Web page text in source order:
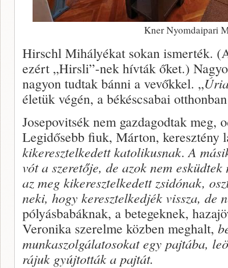
Kner Nyomdaipari
Hirschl Mihályékat sokan ismerték.
ezért „Hirsli”-nek hívták őket.)
nagyon tudtak bánni a vevőkkel. „
életük végén, a békéscsabai
Josepovitsék nem gazdagodtak meg,
Legidősebb fiuk, Márton, keresztény
kikeresztelkedett katolikusnak.A
vót a szeretője, de azok nem esküdtek
az meg kikeresztelkedett zsidónak,
neki, hogy keresztelkedjék vissza, de
pólyásbabáknak, a betegeknek,
Veronika szerelme közben meghalt,
munkaszolgálatosokat egy pajtába,
rájuk gyújtották a pajtát.